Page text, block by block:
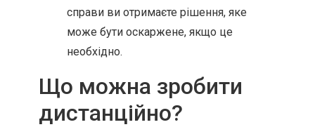
справи ви отримаєте рішення, яке
може бути оскаржене, якщо це
необхідно.
Що можна зробити
дистанційно?